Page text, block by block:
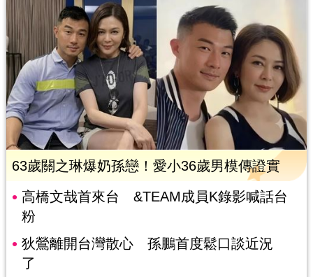
63歲關之琳爆奶孫戀！愛小36歲男模傳證實
高橋文哉首來台 &TEAM成員K錄影喊話台
粉
狄鶯離開台灣散心 孫鵬首度鬆口談近況
了